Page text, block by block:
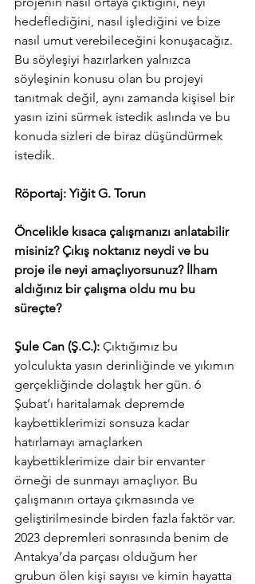
hedeflediğini, nasıl işlediğini ve bize
nasıl umut verebileceğini konuşacağız.
Bu söyleşiyi hazırlarken yalnızca
söyleşinin konusu olan bu projeyi
tanıtmak değil, aynı zamanda kişisel bir
yasın izini sürmek istedik aslında ve bu
konuda sizleri de biraz düşündürmek
istedik.
Röportaj: Yiğit G. Torun
Öncelikle kısaca çalışmanızı anlatabilir
misiniz? Çıkış noktanız neydi ve bu
proje ile neyi amaçlıyorsunuz? İlham
aldığınız bir çalışma oldu mu bu
süreçte?
Şule Can (Ş.C.): Çıktığımız bu
yolculukta yasın derinliğinde ve yıkımın
gerçekliğinde dolaştık her gün. 6
Şubat’ı haritalamak depremde
kaybettiklerimizi sonsuza kadar
hatırlamayı amaçlarken
kaybettiklerimize dair bir envanter
örneği de sunmayı amaçlıyor. Bu
çalışmanın ortaya çıkmasında ve
geliştirilmesinde birden fazla faktör var.
2023 depremleri sonrasında benim de
Antakya’da parçası olduğum her
grubun ölen kişi sayısı ve kimin hayatta